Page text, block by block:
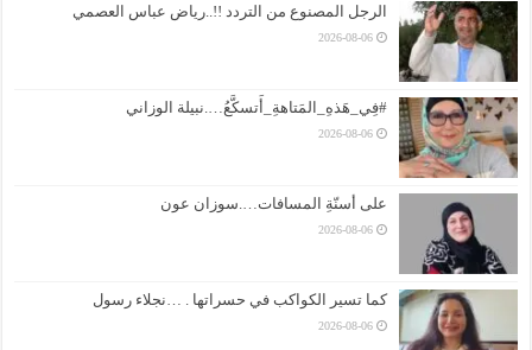
الرجل المصنوع من التردد !!..رياض عباس العصمي
2026-08-06
#فِي_هَذهِ_المَتاهةِ_أَتسكَّعُ….نبيلة الوزاني
2026-08-06
على أسنّةِ المسافات….سوزان عون
2026-08-06
كما تسير الكواكب في حسراتها . …نجلاء رسول
2026-08-06